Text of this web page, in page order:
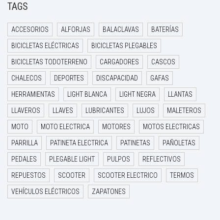
TAGS
ACCESORIOS ALFORJAS BALACLAVAS BATERÍAS
BICICLETAS ELÉCTRICAS BICICLETAS PLEGABLES
BICICLETAS TODOTERRENO CARGADORES CASCOS
CHALECOS DEPORTES DISCAPACIDAD GAFAS
HERRAMIENTAS LIGHT BLANCA LIGHT NEGRA LLANTAS
LLAVEROS LLAVES LUBRICANTES LUJOS MALETEROS
MOTO MOTO ELECTRICA MOTORES MOTOS ELECTRICAS
PARRILLA PATINETA ELECTRICA PATINETAS PAÑOLETAS
PEDALES PLEGABLE LIGHT PULPOS REFLECTIVOS
REPUESTOS SCOOTER SCOOTER ELECTRICO TERMOS
VEHÍCULOS ELÉCTRICOS ZAPATONES